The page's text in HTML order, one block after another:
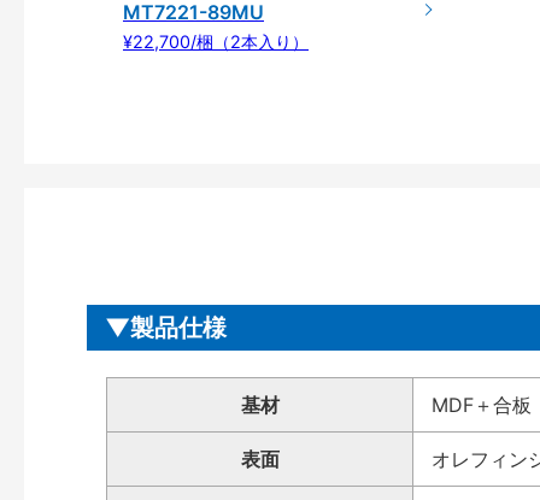
MT7221-89MU
¥22,700/梱（2本入り）
製品仕様
基材 MDF＋合板
表面 オレフィン